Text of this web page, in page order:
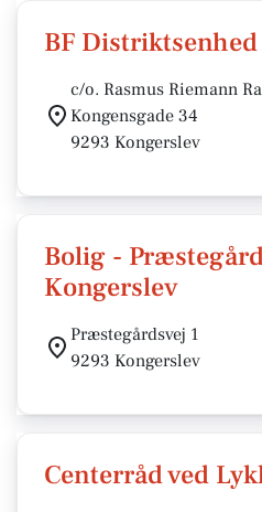
BF
c/o. Rasmus Riemann
Kongensgade 34
9293 Kongerslev
Bolig -
Kongerslev
Præstegårdsvej 1
9293 Kongerslev
Centerråd ved